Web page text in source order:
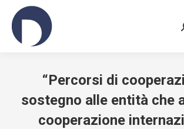
“Percorsi di
sostegno alle entità che
cooperazione